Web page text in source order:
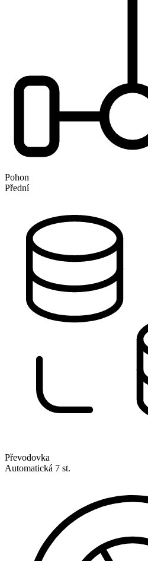
Pohon
Přední
Převodovka
Automatická 7 st.